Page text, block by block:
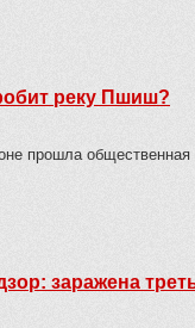
реку Пшиш?
прошла общественная
заражена